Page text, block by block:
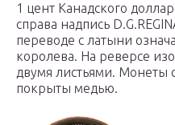
1 цент Канадского
справа надпись
переводе с латыни
королева. На реверсе
двумя листьями. Монеты
покрыты медью.